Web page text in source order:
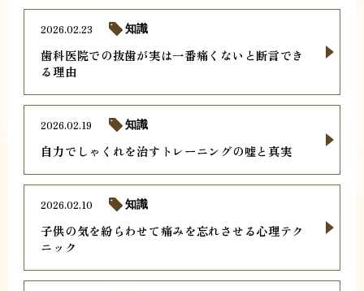
歯科医院での抜歯が実は一番痛くないと断言でき
る理由
2026.02.23 知識
自力でしゃくれを治すトレーニングの嘘と真実
2026.02.19 知識
子供の気を紛らわせて痛みを忘れさせる心理テク
ニック
2026.02.10 知識